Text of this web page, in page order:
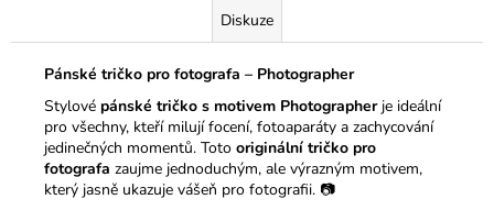
Diskuze
Pánské tričko pro fotografa – Photographer
Stylové pánské tričko s motivem Photographerje ideální
pro všechny, kteří milují focení, fotoaparáty a zachycování
jedinečných momentů. Toto originální tričko pro
fotografa zaujme jednoduchým, ale výrazným motivem,
který jasně ukazuje vášeň pro fotografii. 📷